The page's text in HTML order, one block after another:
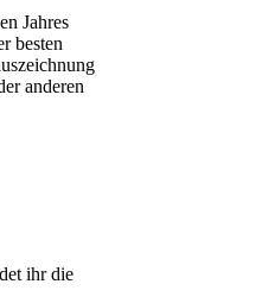
Jahres
besten
anderen
ihr die